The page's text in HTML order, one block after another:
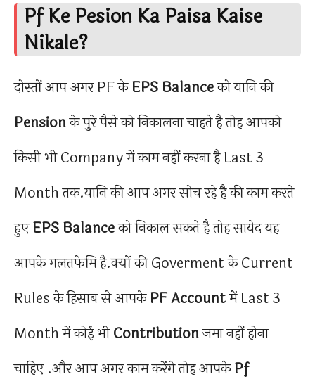
Pf Ke Pesion Ka Paisa Kaise
Nikale?
दोस्तों आप अगर PF केEPS Balanceको यानि की
Pensionके पुरे पैसे को निकालना चाहते है तोह आपको
किसी भी Company में काम नहीं करना है Last 3
Month तक.यानि की आप अगर सोच रहे है की काम करते
हुएEPS Balanceको निकाल सकते है तोह सायेद यह
आपके गलतफेमि है.क्यों की Goverment के Current
Rules के हिसाब से आपकेPF Accountमें Last 3
Month में कोई भीContributionजमा नहीं होना
चाहिए .और आप अगर काम करेंगे तोह आपकेPf